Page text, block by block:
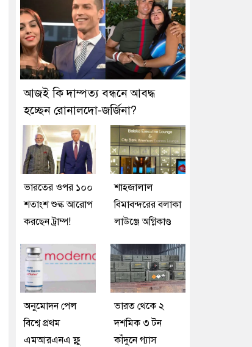
আজই কি দাম্পত্য বন্ধনে আবদ্ধ
হচ্ছেন রোনালদো-জর্জিনা?
ভারতের ওপর ১০০
শতাংশ শুল্ক আরোপ
করছেন ট্রাম্প!
শাহজালাল
বিমাবন্দরের বলাকা
লাউঞ্জে অগ্নিকাণ্ড
অনুমোদন পেল
বিশ্বে প্রথম
এমআরএনএ ফ্লু
ভারত থেকে ২
দশমিক ৩ টন
কাঁদুনে গ্যাস